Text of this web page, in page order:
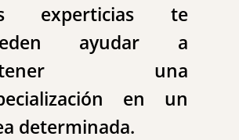
experticias te
ayudar a
una
en un
determinada.